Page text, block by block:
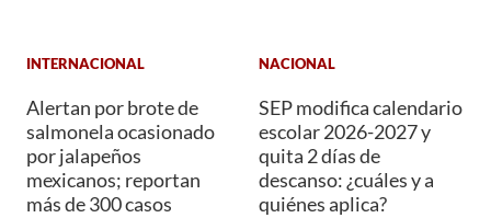
INTERNACIONAL
Alertan por brote de
salmonela ocasionado
por jalapeños
mexicanos; reportan
más de 300 casos
NACIONAL
SEP modifica calendario
escolar 2026-2027 y
quita 2 días de
descanso: ¿cuáles y a
quiénes aplica?